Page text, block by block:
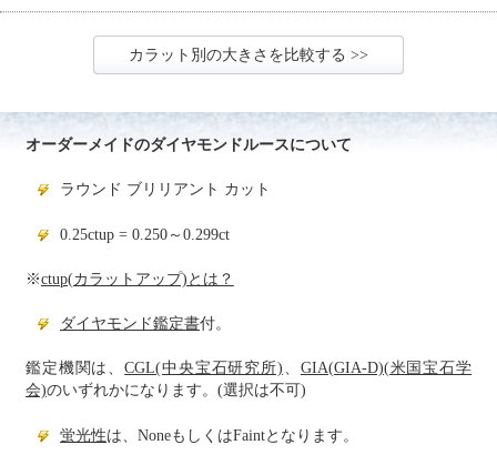
カラット別の大きさを比較する >>
オーダーメイドのダイヤモンドルースについて
ラウンド ブリリアント カット
0.25ctup = 0.250～0.299ct
※ctup(カラットアップ)とは？
ダイヤモンド鑑定書付。
鑑定機関は、CGL(中央宝石研究所) 、 GIA(GIA-D)(米国宝石学
会)のいずれかになります。(選択は不可)
蛍光性は、NoneもしくはFaintとなります。